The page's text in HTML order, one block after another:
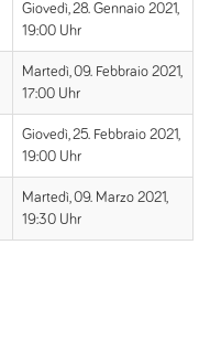
Giovedì, 28. Gennaio 2021,
19:00 Uhr
Martedì, 09. Febbraio 2021,
17:00 Uhr
Giovedì, 25. Febbraio 2021,
19:00 Uhr
Martedì, 09. Marzo 2021,
19:30 Uhr